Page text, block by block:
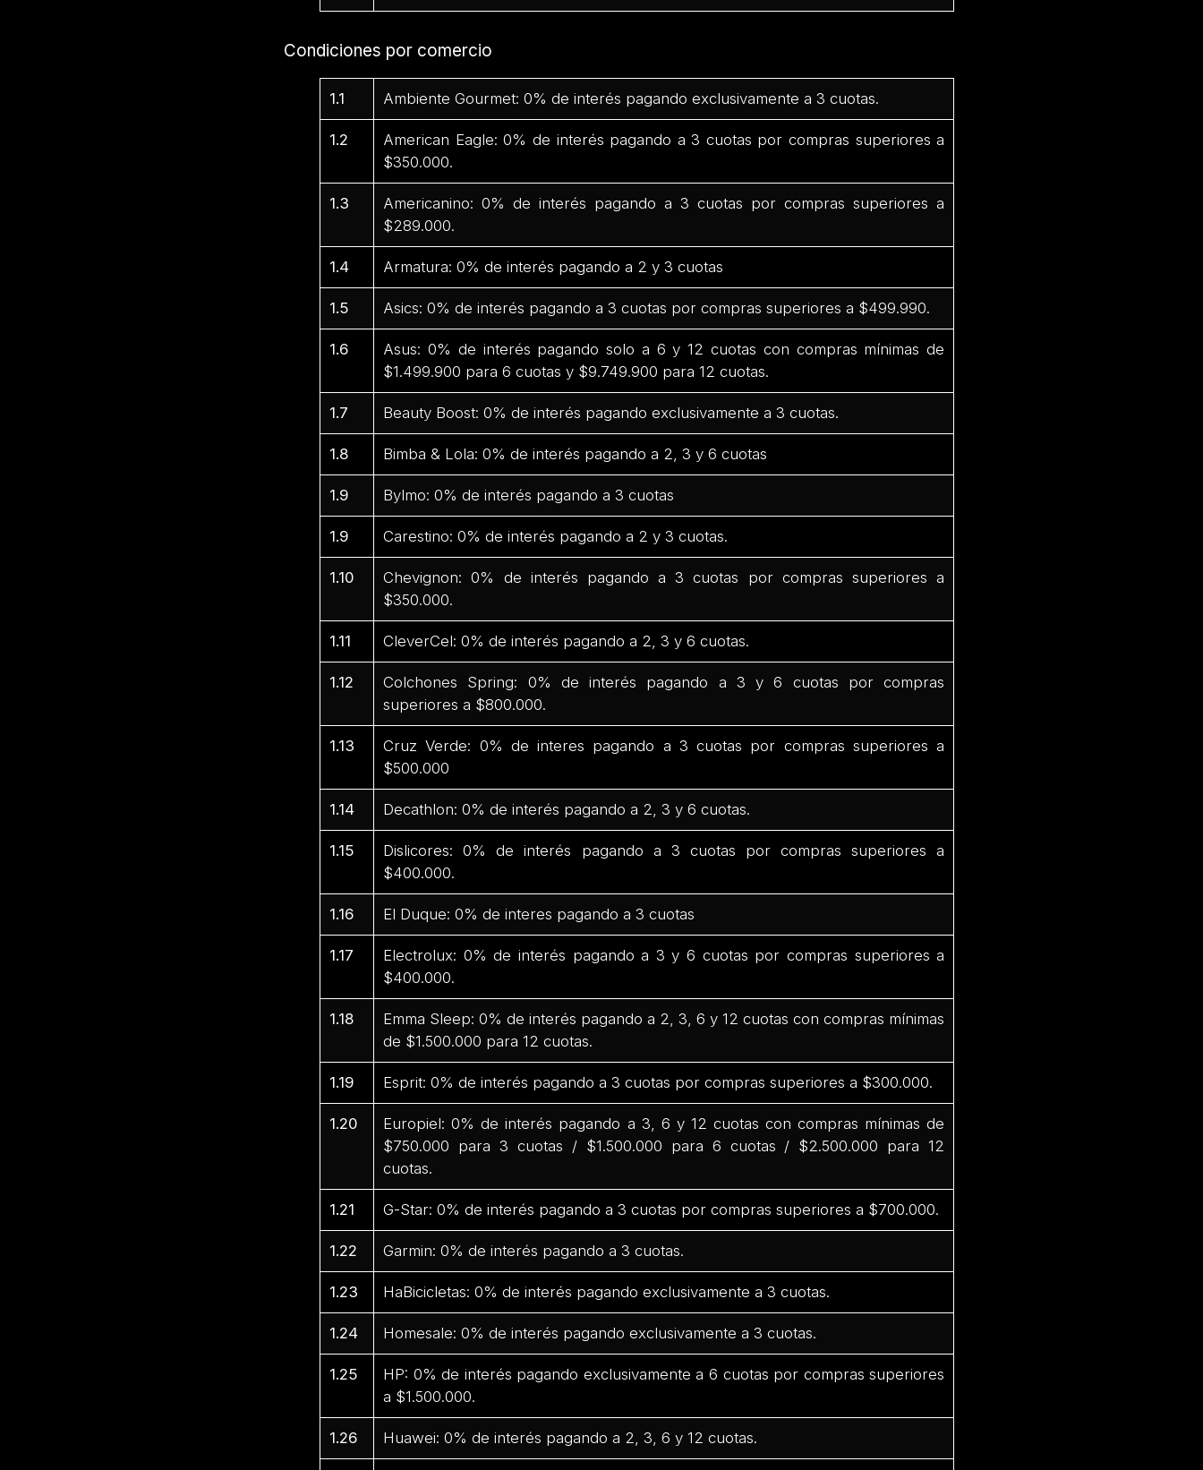
Condiciones por comercio
1.1 Ambiente Gourmet: 0% de interés pagando exclusivamente a 3 cuotas.
1.2
American Eagle: 0% de interés pagando a 3 cuotas por compras superiores a
$350.000.
1.3
Americanino: 0% de interés pagando a 3 cuotas por compras superiores a
$289.000.
1.4 Armatura: 0% de interés pagando a 2 y 3 cuotas
1.5 Asics: 0% de interés pagando a 3 cuotas por compras superiores a $499.990.
1.6
Asus: 0% de interés pagando solo a 6 y 12 cuotas con compras mínimas de
$1.499.900 para 6 cuotas y $9.749.900 para 12 cuotas.
1.7 Beauty Boost: 0% de interés pagando exclusivamente a 3 cuotas.
1.8 Bimba & Lola: 0% de interés pagando a 2, 3 y 6 cuotas
1.9 Bylmo: 0% de interés pagando a 3 cuotas
1.9 Carestino: 0% de interés pagando a 2 y 3 cuotas.
1.10
Chevignon: 0% de interés pagando a 3 cuotas por compras superiores a
$350.000.
1.11 CleverCel: 0% de interés pagando a 2, 3 y 6 cuotas.
1.12
Colchones Spring: 0% de interés pagando a 3 y 6 cuotas por compras
superiores a $800.000.
1.13
Cruz Verde: 0% de interes pagando a 3 cuotas por compras superiores a
$500.000
1.14 Decathlon: 0% de interés pagando a 2, 3 y 6 cuotas.
1.15
Dislicores: 0% de interés pagando a 3 cuotas por compras superiores a
$400.000.
1.16 El Duque: 0% de interes pagando a 3 cuotas
1.17
Electrolux: 0% de interés pagando a 3 y 6 cuotas por compras superiores a
$400.000.
1.18
Emma Sleep: 0% de interés pagando a 2, 3, 6 y 12 cuotas con compras mínimas
de $1.500.000 para 12 cuotas.
1.19 Esprit: 0% de interés pagando a 3 cuotas por compras superiores a $300.000.
1.20
Europiel: 0% de interés pagando a 3, 6 y 12 cuotas con compras mínimas de
$750.000 para 3 cuotas / $1.500.000 para 6 cuotas / $2.500.000 para 12
cuotas.
1.21 G-Star: 0% de interés pagando a 3 cuotas por compras superiores a $700.000.
1.22 Garmin: 0% de interés pagando a 3 cuotas.
1.23 HaBicicletas: 0% de interés pagando exclusivamente a 3 cuotas.
1.24 Homesale: 0% de interés pagando exclusivamente a 3 cuotas.
1.25
HP: 0% de interés pagando exclusivamente a 6 cuotas por compras superiores
a $1.500.000.
1.26 Huawei: 0% de interés pagando a 2, 3, 6 y 12 cuotas.